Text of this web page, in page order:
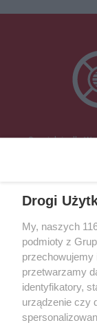
Specjalnie dla
Kontakt
Drogi
My, naszych
podmioty z
przechowujemy
przetwarzamy
identyfikatory,
urządzenie czy